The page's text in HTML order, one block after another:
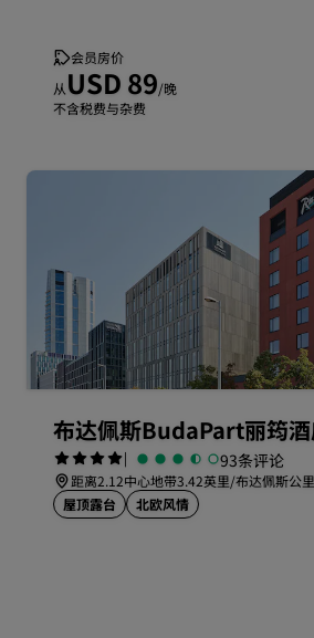
会员房价
从 USD 89/晚
不含税费与杂费
布达佩斯BudaPart丽筠
| 93条评论
距离2.12中心地带3.42英里/布达佩斯公里
屋顶露台
北欧风情